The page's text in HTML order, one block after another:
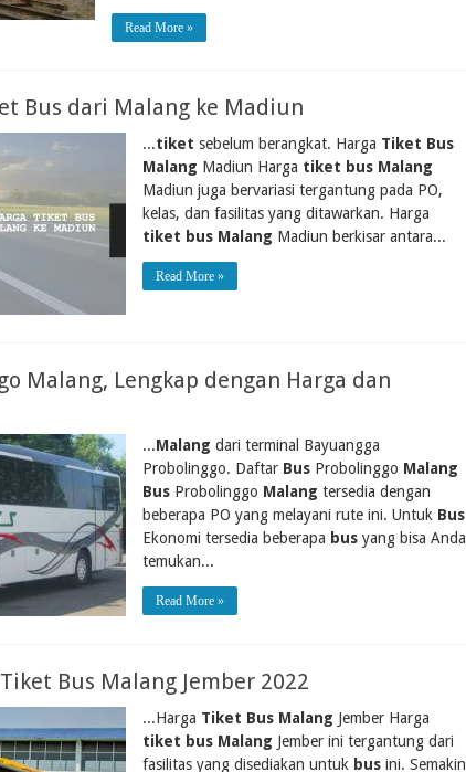
Read More »
Bus dari Malang ke Madiun
...tiket sebelum berangkat. Harga Tiket Bus
Malang Madiun Harga tiket bus Malang
Madiun juga bervariasi tergantung pada PO,
kelas, dan fasilitas yang ditawarkan. Harga
tiket bus Malang Madiun berkisar antara...
Read More »
Malang, Lengkap dengan Harga dan
...Malang dari terminal Bayuangga
Probolinggo. Daftar BusProbolinggo Malang
BusProbolinggo Malang tersedia dengan
beberapa PO yang melayani rute ini. Untuk Bus
Ekonomi tersedia beberapa busyang bisa Anda
temukan...
Read More »
Bus Malang Jember 2022
...Harga Tiket Bus Malang Jember Harga
tiket bus Malang Jember ini tergantung dari
fasilitas yang disediakan untuk busini. Semakin